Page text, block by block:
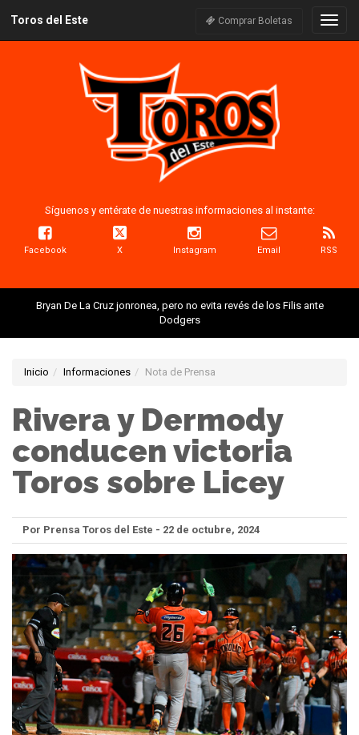
Toros del Este Comprar Boletas
Síguenos y entérate de nuestras informaciones al instante:
Facebook X Instagram Email RSS
Bryan De La Cruz jonronea, pero no evita revés de los Filis ante
Dodgers
Inicio Informaciones Nota de Prensa
Rivera y Dermody
conducen victoria
Toros sobre Licey
Por Prensa Toros del Este - 22 de octubre, 2024